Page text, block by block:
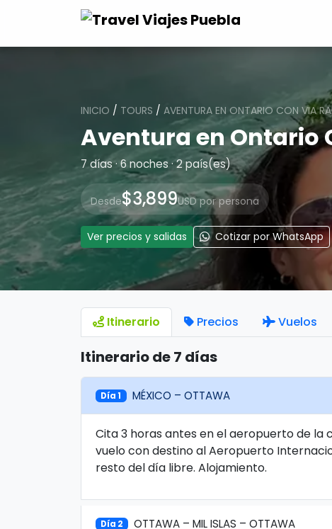
INICIO / TOURS / AVENTURA EN ONTARIO CON VIA
Aventura en Ontario
7 días · 6 noches · 2 país(es)
Desde$3,899USD por persona
Ver precios y salidas Cotizar por WhatsApp
Itinerario Precios Vuelos
Itinerario de 7 días
Día 1 MÉXICO – OTTAWA
Cita 3 horas antes en el aeropuerto de la
vuelo con destino al Aeropuerto
resto del día libre. Alojamiento.
Día 2 OTTAWA – MIL ISLAS – OTTAWA